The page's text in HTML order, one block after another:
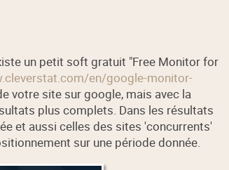
un petit soft gratuit "Free Monitor for
en/google-monitor-
votre site sur google, mais avec la
plus complets. Dans les résultats
et aussi celles des sites 'concurrents'
sur une période donnée.